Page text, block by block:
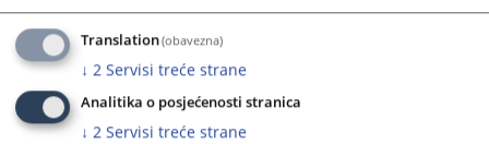
get
the
keyboard
shortcuts
for
the
keyboard
shortcuts
for
Translation(obavezna)
↓ 2 Servisi treće strane
Analitika o posjećenosti stranica
↓ 2 Servisi treće strane